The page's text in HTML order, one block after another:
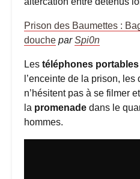
Prison des Baumettes :
douche parSpi0n
Les téléphones portables
l’enceinte de la prison,
n’hésitent pas à se filmer
la promenade dans le
hommes.